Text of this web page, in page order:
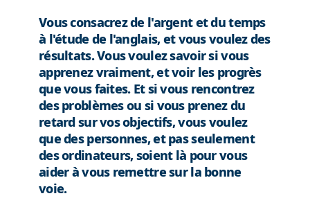
Vous consacrez de l'argent et du temps
à l'étude de l'anglais, et vous voulez des
résultats. Vous voulez savoir si vous
apprenez vraiment, et voir les progrès
que vous faites. Et si vous rencontrez
des problèmes ou si vous prenez du
retard sur vos objectifs, vous voulez
que des personnes, et pas seulement
des ordinateurs, soient là pour vous
aider à vous remettre sur la bonne
voie.